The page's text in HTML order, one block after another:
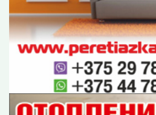
Контакты
О редакции
Оплата
ОУИРП «Рэдакцыя газеты
230025, г. Гродно, ул.
УНП 500034192